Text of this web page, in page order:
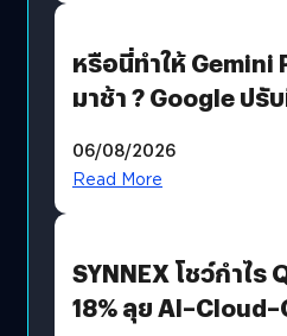
หรือนี่ทำให้ Gemini
มาช้า ? Google ปรั
AGI
06/08/2026
Read More
SYNNEX โชว์กำไร
18% ลุย